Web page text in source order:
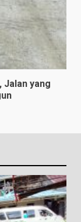
Jalan yang